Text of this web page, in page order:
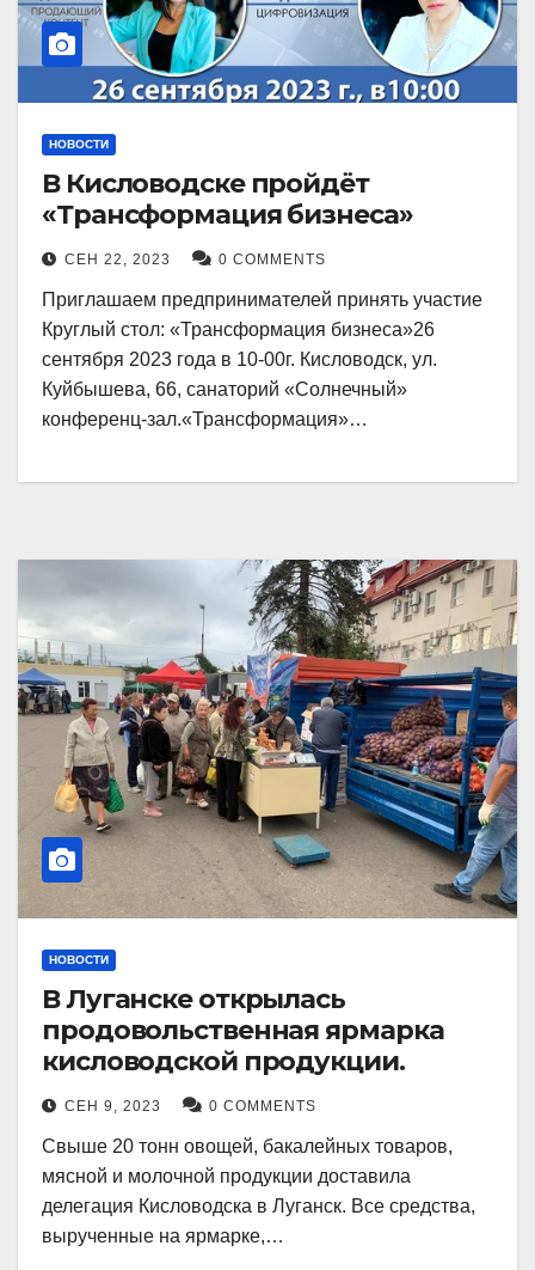
НОВОСТИ
В Кисловодске пройдёт
«Трансформация бизнеса»
СЕН 22, 2023 0 COMMENTS
Приглашаем предпринимателей принять участие
Круглый стол: «Трансформация бизнеса»26
сентября 2023 года в 10-00г. Кисловодск, ул.
Куйбышева, 66, санаторий «Солнечный»
конференц-зал.«Трансформация»…
НОВОСТИ
В Луганске открылась
продовольственная ярмарка
кисловодской продукции.
СЕН 9, 2023 0 COMMENTS
Свыше 20 тонн овощей, бакалейных товаров,
мясной и молочной продукции доставила
делегация Кисловодска в Луганск. Все средства,
вырученные на ярмарке,…